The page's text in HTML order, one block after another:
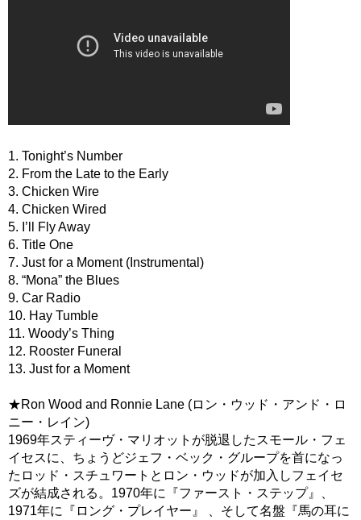
1. Tonight’s Number
2. From the Late to the Early
3. Chicken Wire
4. Chicken Wired
5. I’ll Fly Away
6. Title One
7. Just for a Moment (Instrumental)
8. “Mona” the Blues
9. Car Radio
10. Hay Tumble
11. Woody’s Thing
12. Rooster Funeral
13. Just for a Moment
★Ron Wood and Ronnie Lane (ロン・ウッド・アンド・ロ
ニー・レイン)
1969年スティーヴ・マリオットが脱退したスモール・フェ
イセスに、ちょうどジェフ・ベック・グループを首になっ
たロッド・スチュワートとロン・ウッドが加入しフェイセ
ズが結成される。1970年に『ファースト・ステップ』、
1971年に『ロング・プレイヤー』 、そして名盤『馬の耳に